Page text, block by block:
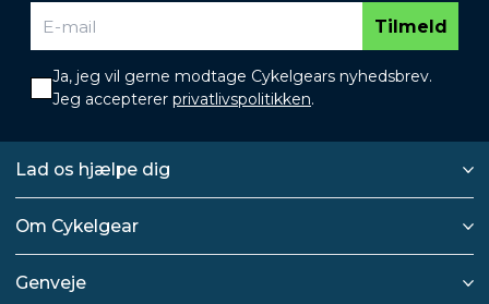
Tilmeld
Ja, jeg vil gerne modtage Cykelgears nyhedsbrev.
Jeg accepterer privatlivspolitikken.
Lad os hjælpe dig
Om Cykelgear
Genveje